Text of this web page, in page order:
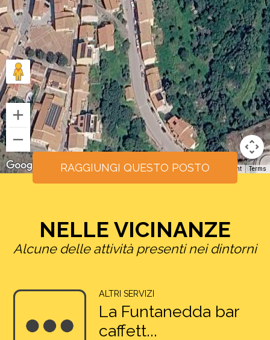
Keyboard shortcuts Image may be subject to copyright Terms
RAGGIUNGI QUESTO POSTO
NELLE VICINANZE
Alcune delle attività presenti nei dintorni
ALTRI SERVIZI
La Funtanedda bar
caffett...